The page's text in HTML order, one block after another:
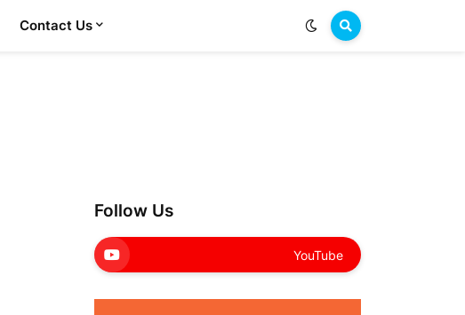
Contact Us
Follow Us
YouTube